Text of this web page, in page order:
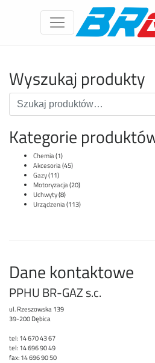
Wyszukaj produkty
Kategorie
Chemia(1)
Akcesoria(45)
Gazy(11)
Motoryzacja(20)
Uchwyty(8)
Urządzenia(113)
Dane kontaktowe
PPHU BR-GAZ s.c.
ul. Rzeszowska 139
39-200 Dębica
tel: 14 670 43 67
tel: 14 696 90 49
fax: 14 696 90 50